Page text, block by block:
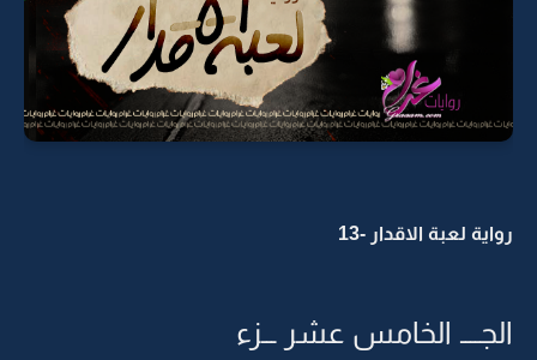
رواية لعبة الاقدار -13
الجــــ الخامس عشر ـــزء